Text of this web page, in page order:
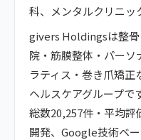
科、メンタルクリニッ
givers Holdingsは整骨
院・筋膜整体・パー
ラティス・巻き爪矯正
ヘルスケアグループで
総数20,257件・平均
開発、Google技術ベ